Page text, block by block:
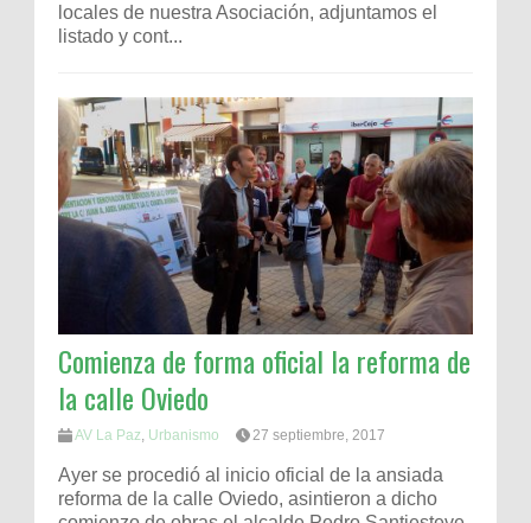
locales de nuestra Asociación, adjuntamos el
listado y cont...
Comienza de forma oficial la reforma de
la calle Oviedo
AV La Paz Urbanismo 27 septiembre, 2017
Ayer se procedió al inicio oficial de la ansiada
reforma de la calle Oviedo, asintieron a dicho